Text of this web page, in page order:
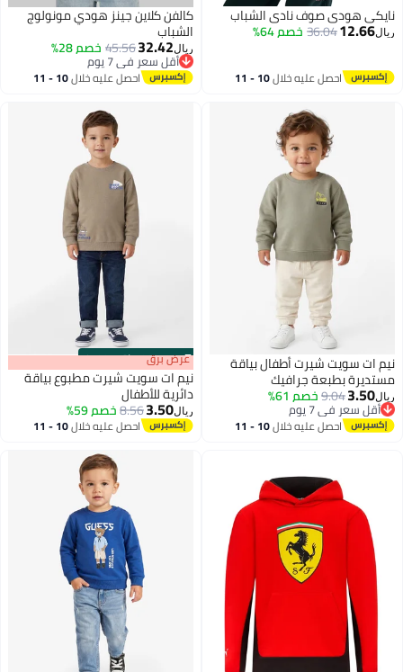
نايكي هودي صوف نادي الشباب
ريال12.66
36.04خصم 64%
احصل عليه خلال 10 - 11
كالفن كلاين جينز هودي مونولوج
الشباب
ريال32.42
45.56خصم 28%
أقل سعر في 7 يوم
أقل سعر في 7 يوماحصل عليه خلال 10 - 11
نيم ات سويت شيرت أطفال بياقة
مستديرة بطبعة جرافيك
ريال3.50
9.04خصم 61%
أقل سعر في 7 يوم
أقل سعر في 7 يوماحصل عليه خلال 10 - 11
اغسطس
00m:00s
·باقي 100% عرض برق
نيم ات سويت شيرت مطبوع بياقة
دائرية للأطفال
ريال3.50
8.56خصم 59%
احصل عليه خلال 10 - 11
اغسطس